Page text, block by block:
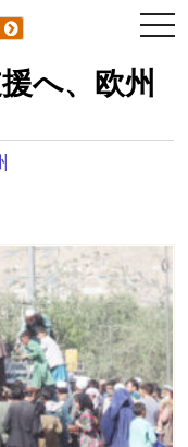
へ、欧州